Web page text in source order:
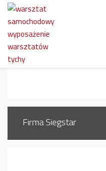
wozek-do-kol
Firma Siegstar